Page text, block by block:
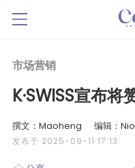
市场营销
K·SWISS宣布
撰文：Maoheng 编辑：
发布于 2025-09-11 17:13